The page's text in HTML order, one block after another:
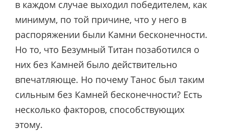
в каждом случае выходил победителем, как
минимум, по той причине, что у него в
распоряжении были Камни бесконечности.
Но то, что Безумный Титан позаботился о
них без Камней было действительно
впечатляюще. Но почему Танос был таким
сильным без Камней бесконечности? Есть
несколько факторов, способствующих
этому.